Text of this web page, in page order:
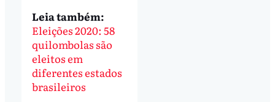
Leia também:
Eleições 2020: 58
quilombolas são
eleitos em
diferentes estados
brasileiros